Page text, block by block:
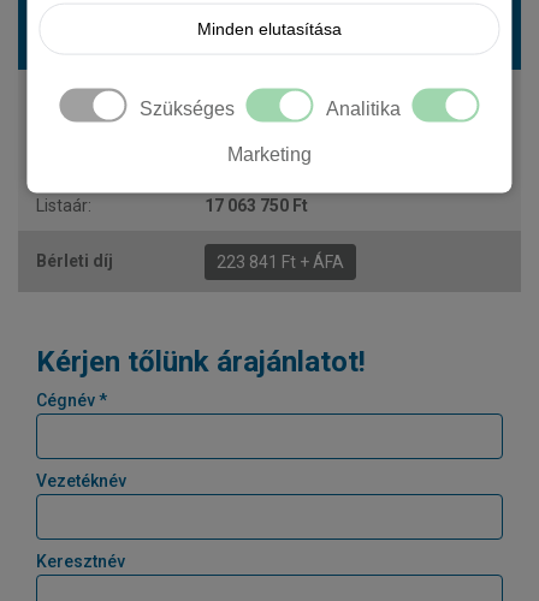
Minden elutasítása
Szükséges Analitika
Marketing
RENAULT Trafic furgon-duplakabin 2.0 dCi 170
L2H1 P2 Extra A
170 LE
automata
17 063 750 Ft
223 841 Ft + ÁFA
Kérjen tőlünk árajánlatot!
Cégnév *
Vezetéknév
Keresztnév